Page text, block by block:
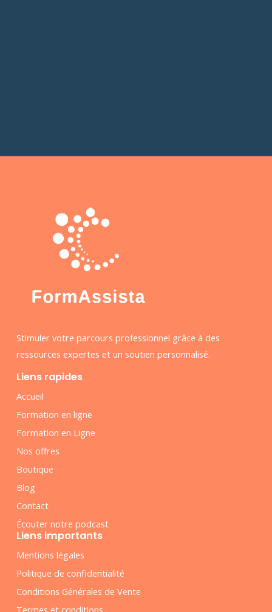
Stimuler votre parcours professionnel grâce à des
ressources expertes et un soutien personnalisé.
Liens rapides
Accueil
Formation en ligne
Formation en Ligne
Nos offres
Boutique
Blog
Contact
Écouter notre podcast
Liens importants
Mentions légales
Politique de confidentialité
Conditions Générales de Vente